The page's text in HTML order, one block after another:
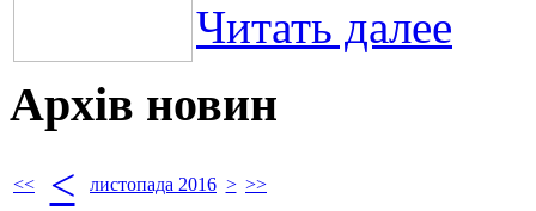
Читать далее
Архів новин
<< < листопада 2016 > >>